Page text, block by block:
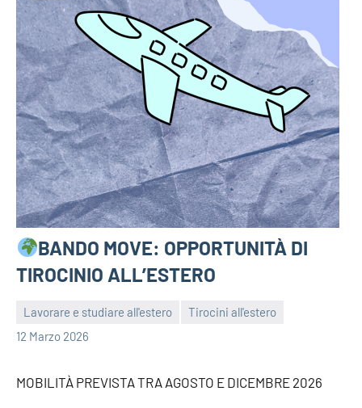
BANDO MOVE: OPPORTUNITÀ DI
TIROCINIO ALL’ESTERO
Lavorare e studiare all'estero
Tirocini all'estero
12 Marzo 2026
bragiovani
MOBILITÀ PREVISTA TRA AGOSTO E DICEMBRE 2026